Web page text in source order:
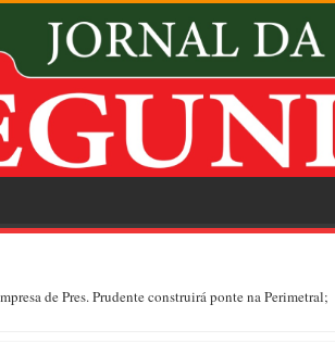
de Pres. Prudente construirá ponte na Perimetral;